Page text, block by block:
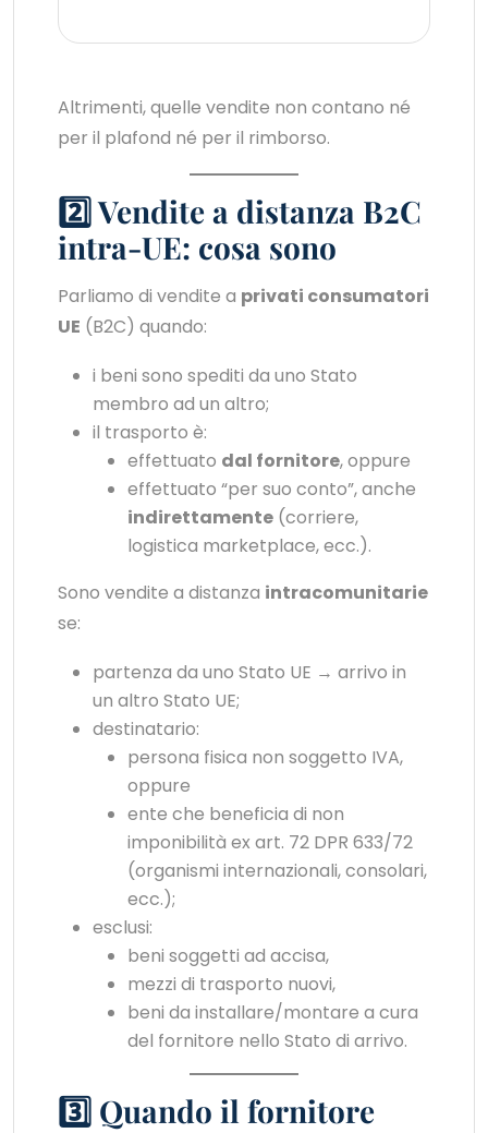
Altrimenti, quelle vendite non contano né
per il plafond né per il rimborso.
2️⃣ Vendite a distanza B2C
intra-UE: cosa sono
Parliamo di vendite a privati consumatori
UE (B2C) quando:
i beni sono spediti da uno Stato
membro ad un altro;
il trasporto è:
effettuato dal fornitore, oppure
effettuato “per suo conto”, anche
indirettamente (corriere,
logistica marketplace, ecc.).
Sono vendite a distanza intracomunitarie
se:
partenza da uno Stato UE → arrivo in
un altro Stato UE;
destinatario:
persona fisica non soggetto IVA,
oppure
ente che beneficia di non
imponibilità ex art. 72 DPR 633/72
(organismi internazionali, consolari,
ecc.);
esclusi:
beni soggetti ad accisa,
mezzi di trasporto nuovi,
beni da installare/montare a cura
del fornitore nello Stato di arrivo.
3️⃣ Quando il fornitore